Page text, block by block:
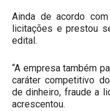
Ainda de acordo
licitações e prestou
edital.
“A empresa também
caráter competitivo
de dinheiro, fraude a
acrescentou.